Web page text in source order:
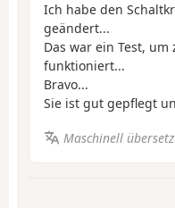
Ich habe den
geändert...
Das war ein Test,
funktioniert...
Bravo...
Sie ist gut gepflegt
Maschinell